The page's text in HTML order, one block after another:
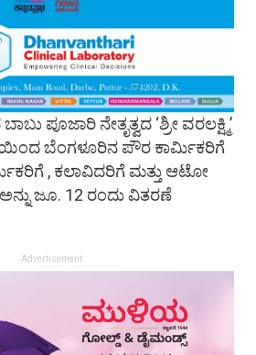
ಪೂಜಾರಿ ನೇತೃತ್ವದ ‘ಶ್ರೀ ವರಲಕ್ಷ್ಮಿ’
ಬೆಂಗಳೂರಿನ ಪೌರ ಕಾರ್ಮಿಕರಿಗೆ
, ಕಲಾವಿದರಿಗೆ ಮತ್ತು ಆಟೋ
ಜೂ. 12 ರಂದು ವಿತರಣೆ
Advertisement